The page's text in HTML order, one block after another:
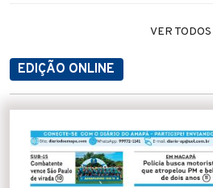
VER TODOS
EDIÇÃO ONLINE